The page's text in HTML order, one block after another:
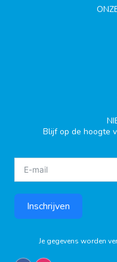
Blijf op de hoogte
Inschrijven
Je gegevens worden